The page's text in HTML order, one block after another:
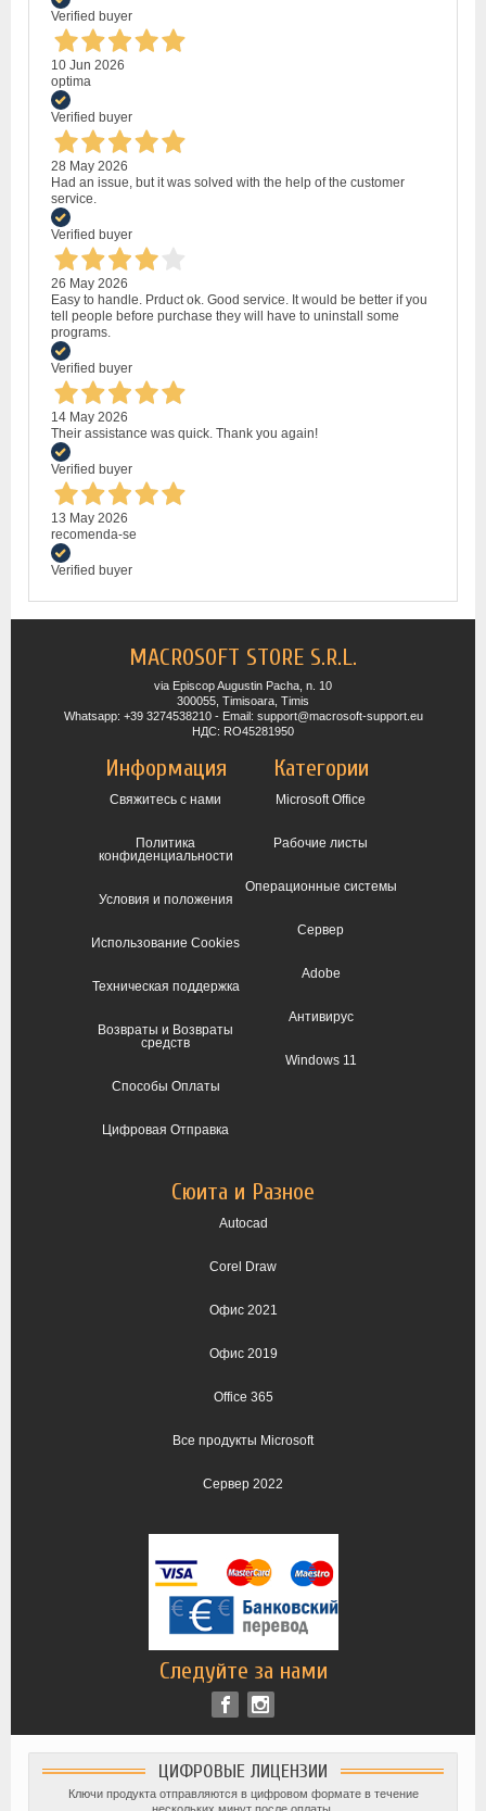
Verified buyer
10 Jun 2026
optima
Verified buyer
28 May 2026
Had an issue, but it was solved with the help of the customer
service.
Verified buyer
26 May 2026
Easy to handle. Prduct ok. Good service. It would be better if you
tell people before purchase they will have to uninstall some
programs.
Verified buyer
14 May 2026
Their assistance was quick. Thank you again!
Verified buyer
13 May 2026
recomenda-se
Verified buyer
MACROSOFT STORE S.R.L.
via Episcop Augustin Pacha, n. 10
300055, Timisoara, Timis
Whatsapp: +39 3274538210 - Email: support@macrosoft-support.eu
НДС: RO45281950
Информация
Свяжитесь с нами
Политика
конфиденциальности
Условия и положения
Использование Cookies
Техническая поддержка
Возвраты и Возвраты
средств
Способы Оплаты
Цифровая Отправка
Категории
Microsoft Office
Рабочие листы
Операционные системы
Сервер
Adobe
Антивирус
Windows 11
Сюита и Разное
Autocad
Corel Draw
Офис 2021
Офис 2019
Office 365
Все продукты Microsoft
Сервер 2022
Следуйте за нами
ЦИФРОВЫЕ ЛИЦЕНЗИИ
Ключи продукта отправляются в цифровом формате в течение